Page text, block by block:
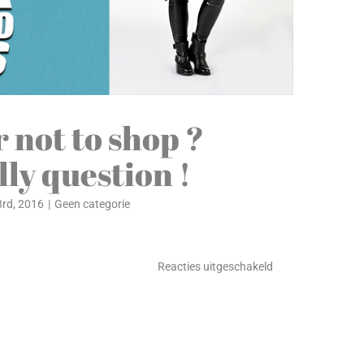
not to shop ?
question !
2016 | Geen categorie
Reacties uitgeschakeldvoor